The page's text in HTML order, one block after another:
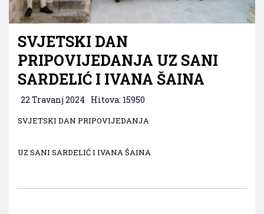
SVJETSKI DAN
PRIPOVIJEDANJA UZ SANI
SARDELIĆ I IVANA ŠAINA
22 Travanj 2024 Hitova: 15950
SVJETSKI DAN PRIPOVIJEDANJA
UZ SANI SARDELIĆ I IVANA ŠAINA